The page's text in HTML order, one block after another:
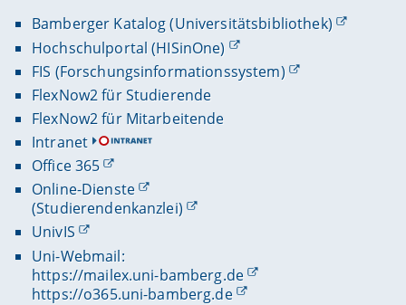
Bamberger Katalog (Universitätsbibliothek)
Hochschulportal (HISinOne)
FIS (Forschungsinformationssystem)
FlexNow2 für Studierende
FlexNow2 für Mitarbeitende
Intranet
Office 365
Online-Dienste
(Studierendenkanzlei)
UnivIS
Uni-Webmail:
https://mailex.uni-bamberg.de
https://o365.uni-bamberg.de